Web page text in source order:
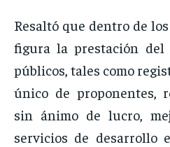
Resaltó que dentro de
figura la prestación del
públicos, tales como
único de proponentes,
sin ánimo de lucro,
servicios de desarrollo